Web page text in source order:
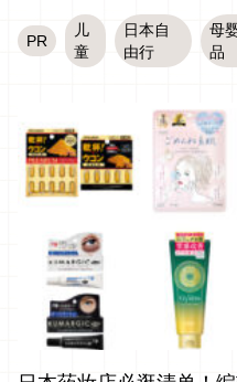
PR
儿
童
日本自
由行
母
品